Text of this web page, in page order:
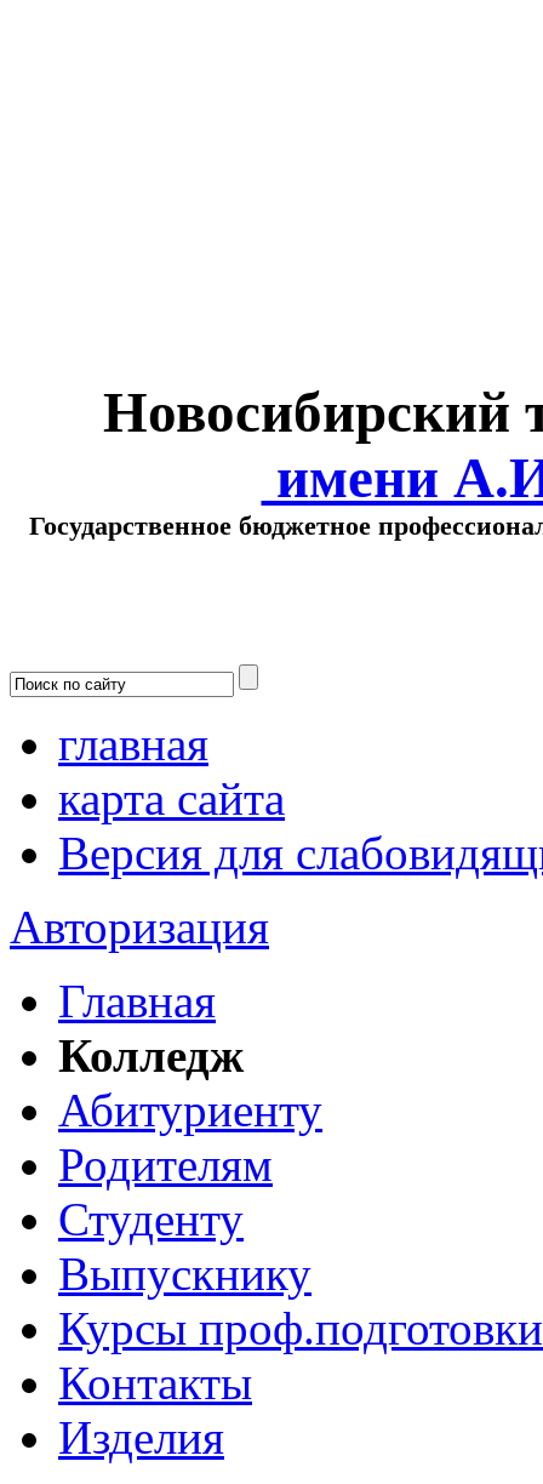
Новосибирский
имени
Государственное бюджетное
главная
карта сайта
Версия для
Авторизация
Главная
Колледж
Абитуриенту
Родителям
Студенту
Выпускнику
Курсы проф.подготовки
Контакты
Изделия